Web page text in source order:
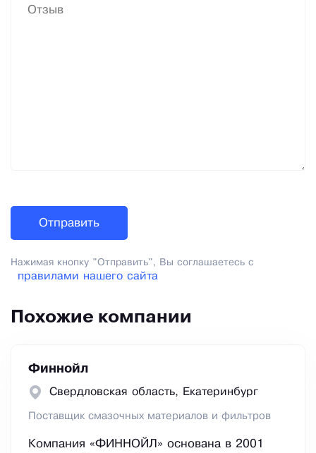
Нажимая кнопку "Отправить", Вы соглашаетесь с
правилами нашего сайта
Похожие компании
Финнойл
Свердловская область, Екатеринбург
Поставщик смазочных материалов и фильтров
Компания «ФИННОЙЛ» основана в 2001